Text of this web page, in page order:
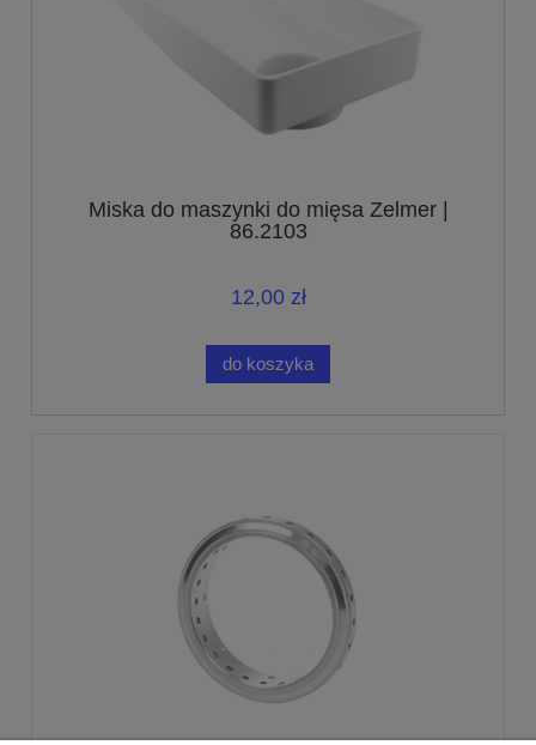
Miska do maszynki do mięsa Zelmer |
86.2103
12,00 zł
do koszyka